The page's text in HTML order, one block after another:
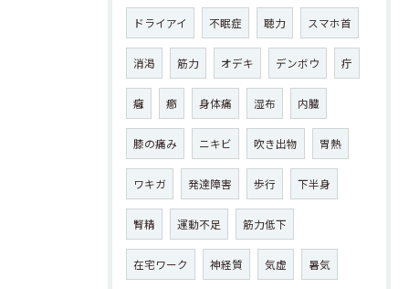
ドライアイ 不眠症 聴力 スマホ首
消渇 筋力 オデキ デンボウ 疔
癰 癤 身体痛 湿布 内臓
膝の痛み ニキビ 吹き出物 胃熱
ワキガ 発達障害 歩行 下半身
腎精 運動不足 筋力低下
在宅ワーク 神経質 気虚 暑気